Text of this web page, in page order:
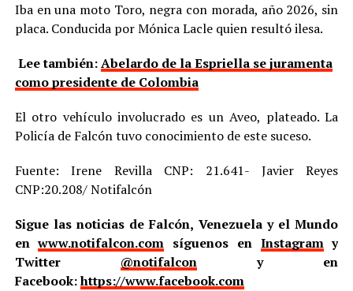
Iba en una moto Toro, negra con morada, año 2026, sin
placa. Conducida por Mónica Lacle quien resultó ilesa.
Lee también:Abelardo de la Espriella se juramenta
como presidente de Colombia
El otro vehículo involucrado es un Aveo, plateado. La
Policía de Falcón tuvo conocimiento de este suceso.
Fuente: Irene Revilla CNP: 21.641- Javier Reyes
CNP:20.208/ Notifalcón
Sigue las noticias de Falcón, Venezuela y el Mundo
enwww.notifalcon.com síguenos en Instagramy
Twitter @notifalcony en
Facebook:https://www.facebook.com